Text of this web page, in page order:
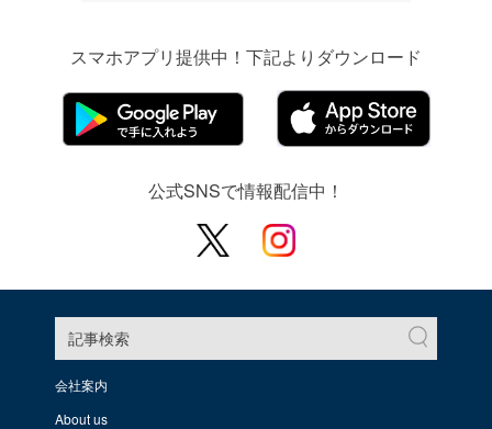
スマホアプリ提供中！下記よりダウンロード
公式SNSで情報配信中！
記事検索
会社案内
About us